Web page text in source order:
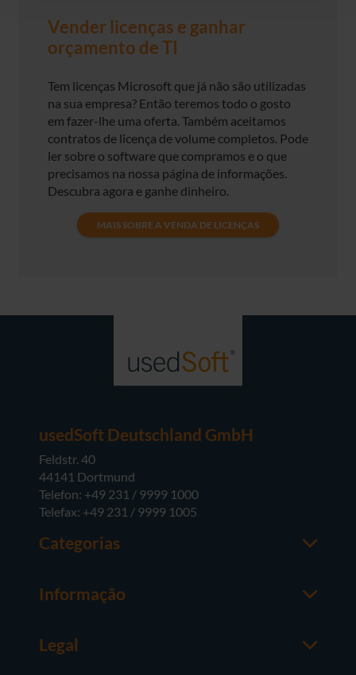
Vender licenças e ganhar
orçamento de TI
Tem licenças Microsoft que já não são utilizadas
na sua empresa? Então teremos todo o gosto
em fazer-lhe uma oferta. Também aceitamos
contratos de licença de volume completos. Pode
ler sobre o software que compramos e o que
precisamos na nossa página de informações.
Descubra agora e ganhe dinheiro.
MAIS SOBRE A VENDA DE LICENÇAS
usedSoft Deutschland GmbH
Feldstr. 40
44141 Dortmund
Telefon: +49 231 / 9999 1000
Telefax: +49 231 / 9999 1005
Categorias
M365
Server
Hardware
Informação
Sobre a usedSoft
Coisas a saber
Legal